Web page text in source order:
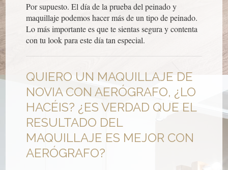
Por supuesto. El día de la prueba del peinado y
maquillaje podemos hacer más de un tipo de peinado.
Lo más importante es que te sientas segura y contenta
con tu look para este día tan especial.
QUIERO UN MAQUILLAJE DE
NOVIA CON AERÓGRAFO, ¿LO
HACÉIS? ¿ES VERDAD QUE EL
RESULTADO DEL
MAQUILLAJE ES MEJOR CON
AERÓGRAFO?